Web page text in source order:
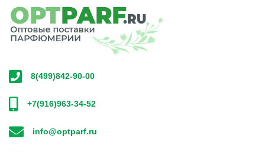
8(499)842-90-00
+7(916)963-34-52
info@optparf.ru